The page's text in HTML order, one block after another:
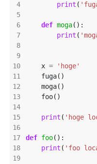
4
5
6
7
8
9
10
11
12
13
14
15
16
17
18
19
print (
def moga
print (
    x
=
'hoge'
print ( 'hoge
def foo
print ( 'foo